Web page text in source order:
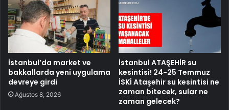
İstanbul’da market ve
bakkallarda yeni uygulama
devreye girdi
Ağustos 8, 2026
İstanbul ATAŞEHİR su
kesintisi! 24-25 Temmuz
İSKİ Ataşehir su kesintisi ne
zaman bitecek, sular ne
zaman gelecek?